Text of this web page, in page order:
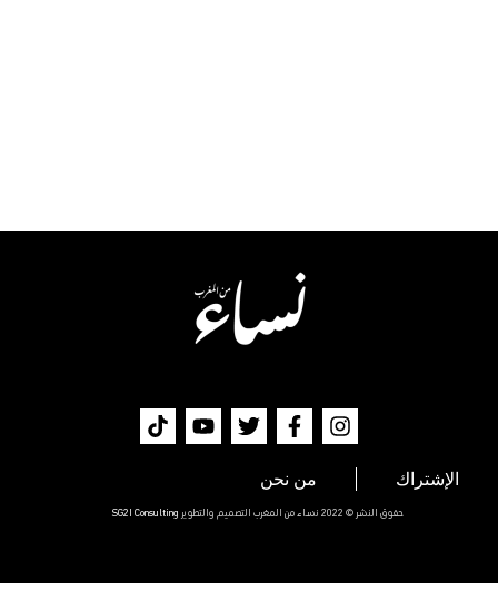
الإشتراك من نحن
حقوق النشر © 2022 نساء من المغرب التصميم والتطوير SG2I Consulting